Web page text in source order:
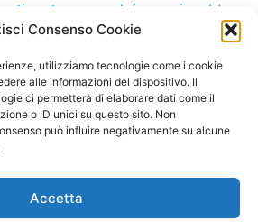
Consenso Cookie
utilizziamo tecnologie come i cookie
alle informazioni del dispositivo. Il
ci permetterà di elaborare dati come il
o ID unici su questo sito. Non
può influire negativamente su alcune
Accetta
perché non riscalda
come il tuo frigorifero può
sulla bolletta
Marco Bruzzone S.R.L. – P. Iva